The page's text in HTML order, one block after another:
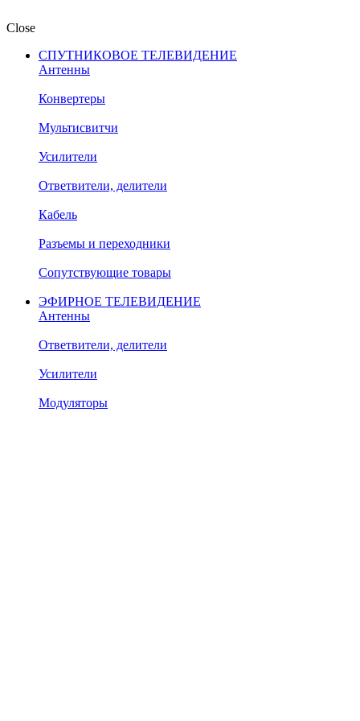
Close
СПУТНИКОВОЕ ТЕЛЕВИДЕНИЕ
Антенны
Конвертеры
Мультисвитчи
Усилители
Ответвители, делители
Кабель
Разъемы и переходники
Сопутствующие товары
ЭФИРНОЕ ТЕЛЕВИДЕНИЕ
Антенны
Ответвители, делители
Усилители
Модуляторы